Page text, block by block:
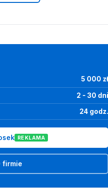
5 000 zł
2 - 30 dni
24 godz.
REKLAMA
firmie